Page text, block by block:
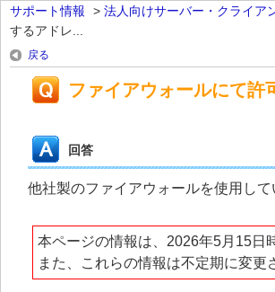
サポート情報 > 法人向けサーバー・クライア
するアドレ...
戻る
ファイアウォールにて許
回答
他社製のファイアウォールを使用し
本ページの情報は、2026年5月15日
また、これらの情報は不定期に変